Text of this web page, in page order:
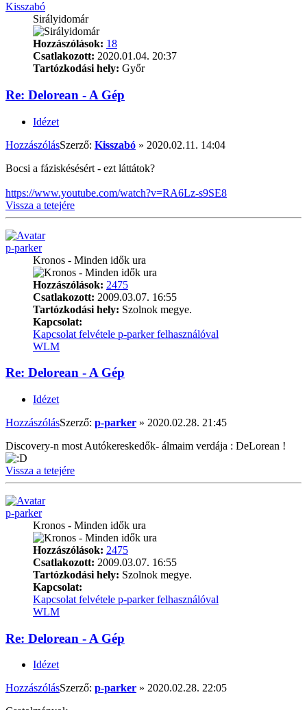
Kisszabó
Sirályidomár
Hozzászólások: 18
Csatlakozott: 2020.01.04. 20:37
Tartózkodási hely: Győr
Re: Delorean - A Gép
Idézet
HozzászólásSzerző: Kisszabó » 2020.02.11. 14:04
Bocsi a fáziskésésért - ezt láttátok?
https://www.youtube.com/watch?v=RA6Lz-s9SE8
Vissza a tetejére
p-parker
Kronos - Minden idők ura
Hozzászólások: 2475
Csatlakozott: 2009.03.07. 16:55
Tartózkodási hely: Szolnok megye.
Kapcsolat:
Kapcsolat felvétele p-parker felhasználóval
WLM
Re: Delorean - A Gép
Idézet
HozzászólásSzerző: p-parker » 2020.02.28. 21:45
Discovery-n most Autókereskedők- álmaim verdája : DeLorean !
Vissza a tetejére
p-parker
Kronos - Minden idők ura
Hozzászólások: 2475
Csatlakozott: 2009.03.07. 16:55
Tartózkodási hely: Szolnok megye.
Kapcsolat:
Kapcsolat felvétele p-parker felhasználóval
WLM
Re: Delorean - A Gép
Idézet
HozzászólásSzerző: p-parker » 2020.02.28. 22:05